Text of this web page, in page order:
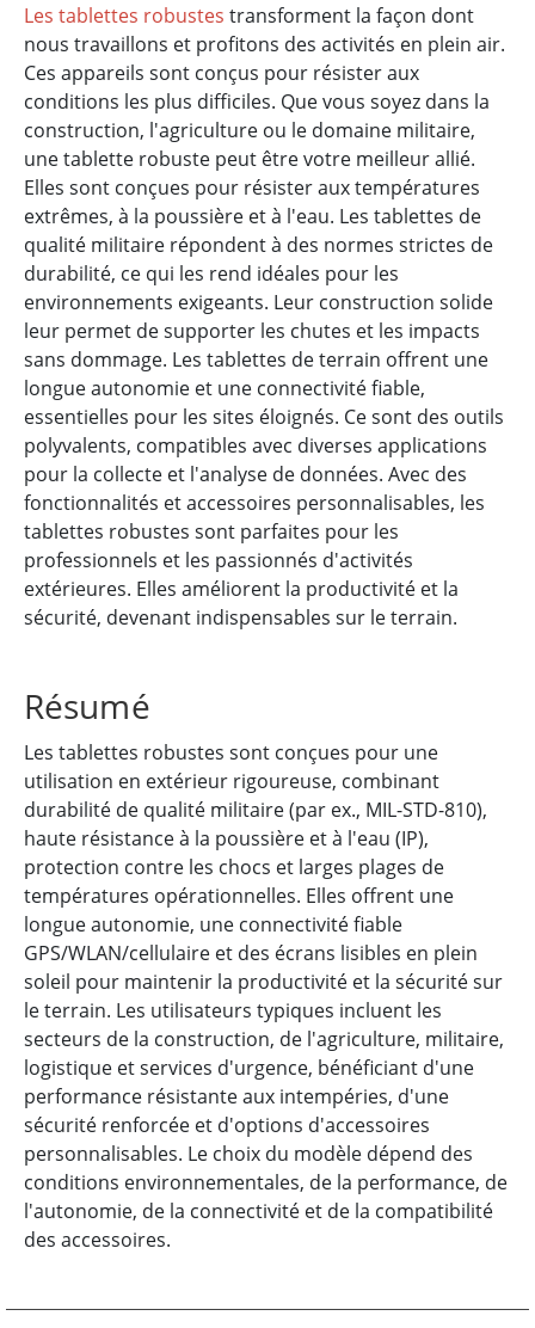
Les tablettes robustes transforment la façon dont
nous travaillons et profitons des activités en plein air.
Ces appareils sont conçus pour résister aux
conditions les plus difficiles. Que vous soyez dans la
construction, l'agriculture ou le domaine militaire,
une tablette robuste peut être votre meilleur allié.
Elles sont conçues pour résister aux températures
extrêmes, à la poussière et à l'eau. Les tablettes de
qualité militaire répondent à des normes strictes de
durabilité, ce qui les rend idéales pour les
environnements exigeants. Leur construction solide
leur permet de supporter les chutes et les impacts
sans dommage. Les tablettes de terrain offrent une
longue autonomie et une connectivité fiable,
essentielles pour les sites éloignés. Ce sont des outils
polyvalents, compatibles avec diverses applications
pour la collecte et l'analyse de données. Avec des
fonctionnalités et accessoires personnalisables, les
tablettes robustes sont parfaites pour les
professionnels et les passionnés d'activités
extérieures. Elles améliorent la productivité et la
sécurité, devenant indispensables sur le terrain.
Résumé
Les tablettes robustes sont conçues pour une
utilisation en extérieur rigoureuse, combinant
durabilité de qualité militaire (par ex., MIL-STD-810),
haute résistance à la poussière et à l'eau (IP),
protection contre les chocs et larges plages de
températures opérationnelles. Elles offrent une
longue autonomie, une connectivité fiable
GPS/WLAN/cellulaire et des écrans lisibles en plein
soleil pour maintenir la productivité et la sécurité sur
le terrain. Les utilisateurs typiques incluent les
secteurs de la construction, de l'agriculture, militaire,
logistique et services d'urgence, bénéficiant d'une
performance résistante aux intempéries, d'une
sécurité renforcée et d'options d'accessoires
personnalisables. Le choix du modèle dépend des
conditions environnementales, de la performance, de
l'autonomie, de la connectivité et de la compatibilité
des accessoires.